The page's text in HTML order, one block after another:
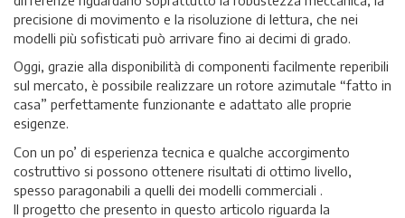
precisione di movimento e la risoluzione di lettura, che nei
modelli più sofisticati può arrivare fino ai decimi di grado.
Oggi, grazie alla disponibilità di componenti facilmente reperibili
sul mercato, è possibile realizzare un rotore azimutale “fatto in
casa” perfettamente funzionante e adattato alle proprie
esigenze.
Con un po’ di esperienza tecnica e qualche accorgimento
costruttivo si possono ottenere risultati di ottimo livello,
spesso paragonabili a quelli dei modelli commerciali .
Il progetto che presento in questo articolo riguarda la